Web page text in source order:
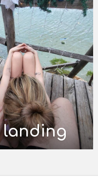
landing